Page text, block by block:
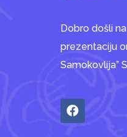
Dobro došli
prezentaciju
Samokovlija”